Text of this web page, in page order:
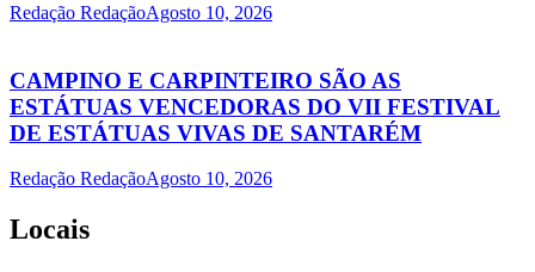
Redação RedaçãoAgosto 10, 2026
CAMPINO E CARPINTEIRO SÃO AS
ESTÁTUAS VENCEDORAS DO VII FESTIVAL
DE ESTÁTUAS VIVAS DE SANTARÉM
Redação RedaçãoAgosto 10, 2026
Locais